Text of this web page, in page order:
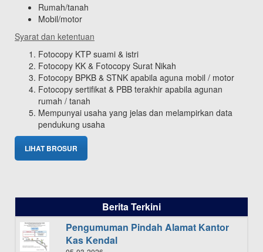
Rumah/tanah
Mobil/motor
Syarat dan ketentuan
Fotocopy KTP suami & istri
Fotocopy KK & Fotocopy Surat Nikah
Fotocopy BPKB & STNK apabila aguna mobil / motor
Fotocopy sertifikat & PBB terakhir apabila agunan
rumah / tanah
Mempunyai usaha yang jelas dan melampirkan data
pendukung usaha
LIHAT BROSUR
Berita Terkini
Pengumuman Pindah Alamat Kantor
Kas Kendal